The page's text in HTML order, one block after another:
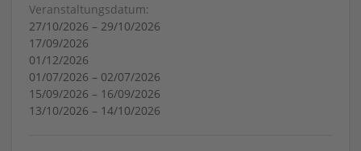
Veranstaltungsdatum:
27/10/2026 – 29/10/2026
17/09/2026
01/12/2026
01/07/2026 – 02/07/2026
15/09/2026 – 16/09/2026
13/10/2026 – 14/10/2026